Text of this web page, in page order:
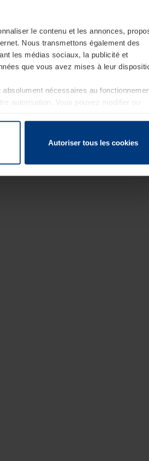
le contenu et les annonces,
Nous transmettons également des
les médias sociaux, la publicité et
que vous avez mises à leur
nécessaires au
autorisation. Vous pouvez modifier ou
Autoriser tous les cookies